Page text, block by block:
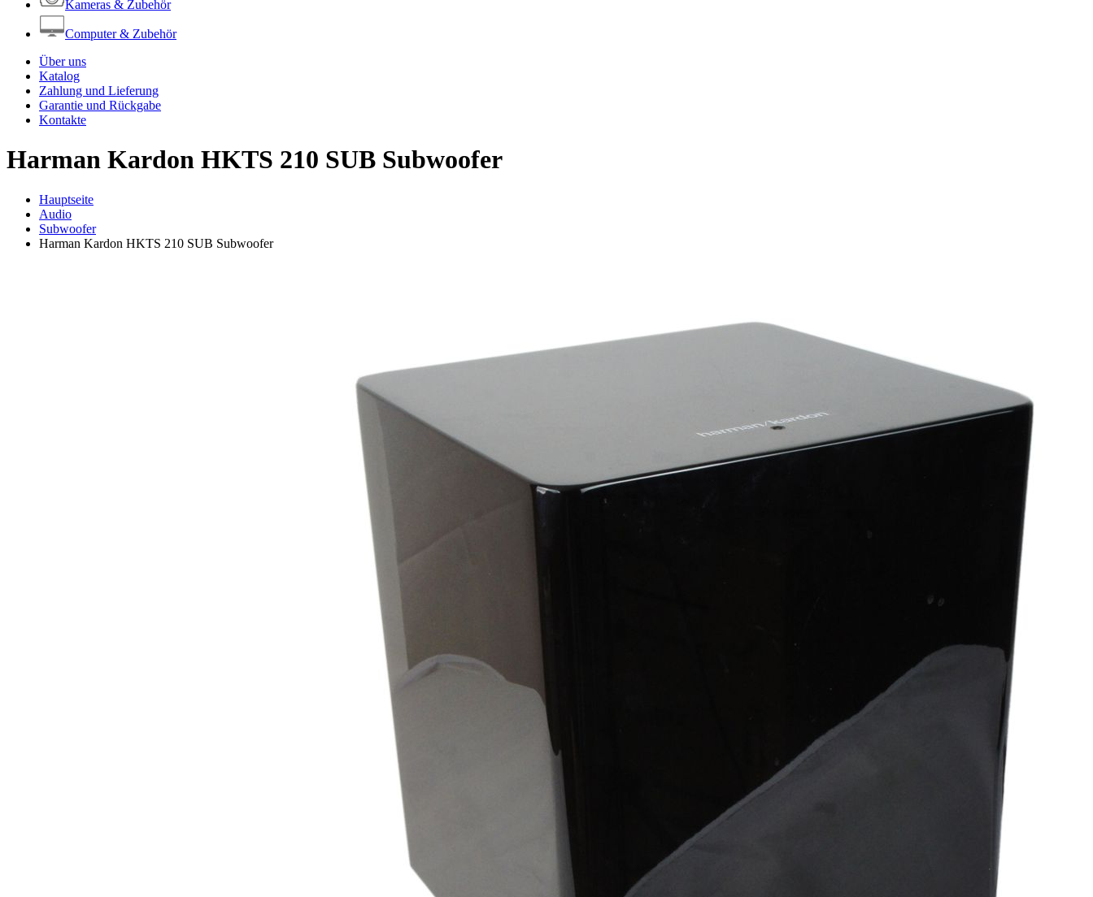
Kameras & Zubehör
Computer & Zubehör
Über uns
Katalog
Zahlung und Lieferung
Garantie und Rückgabe
Kontakte
Harman Kardon HKTS 210 SUB Subwoofer
Hauptseite
Audio
Subwoofer
Harman Kardon HKTS 210 SUB Subwoofer